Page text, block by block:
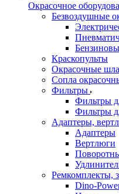
Окрасочное
Безвоздушные
Краскопульты
Окрасочные
Сопла
Фильтры
Фильтры
Фильтры
Адаптеры,
Адаптеры
Вертлюги
Ремкомплекты,
Dino-